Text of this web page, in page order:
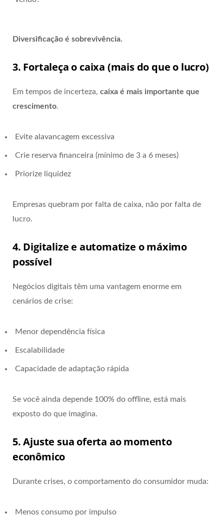
Diversificação é sobrevivência.
3. Fortaleça o caixa (mais do que o lucro)
Em tempos de incerteza, caixa é mais importante que
crescimento.
Evite alavancagem excessiva
Crie reserva financeira (mínimo de 3 a 6 meses)
Priorize liquidez
Empresas quebram por falta de caixa, não por falta de
lucro.
4. Digitalize e automatize o máximo
possível
Negócios digitais têm uma vantagem enorme em
cenários de crise:
Menor dependência física
Escalabilidade
Capacidade de adaptação rápida
Se você ainda depende 100% do offline, está mais
exposto do que imagina.
5. Ajuste sua oferta ao momento
econômico
Durante crises, o comportamento do consumidor muda:
Menos consumo por impulso